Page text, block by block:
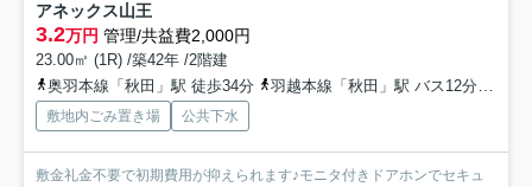
アネックス山王
3.2万円 管理/共益費2,000円
23.00㎡ (1R) /築42年 /2階建
奥羽本線「秋田」駅 徒歩34分
羽越本線「秋田」駅 バス12分 秋田中央交通「県庁市役所前（秋田県）」 停歩6分
敷地内ごみ置き場 公共下水
敷金礼金不要で初期費用が抑えられます♪モニタ付きドアホンでセキュ